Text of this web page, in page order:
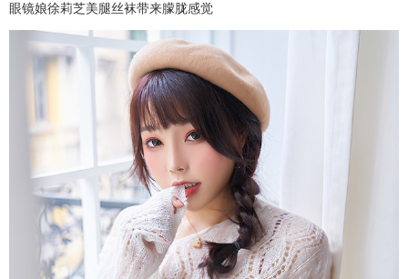
眼镜娘徐莉芝美腿丝袜带来朦胧感觉